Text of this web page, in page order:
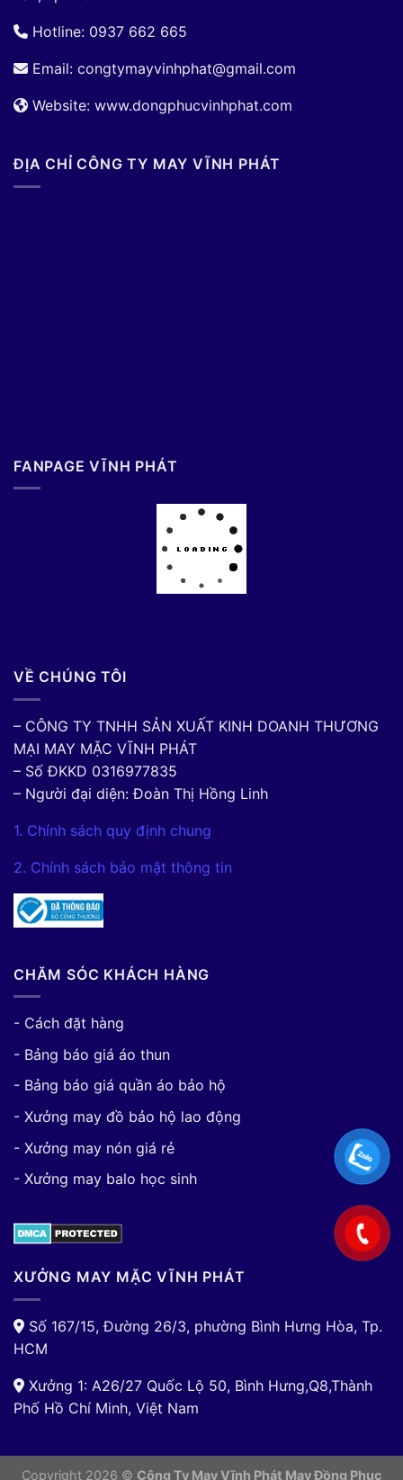
Hotline: 0937 662 665
Email: congtymayvinhphat@gmail.com
Website: www.dongphucvinhphat.com
ĐỊA CHỈ CÔNG TY MAY VĨNH PHÁT
FANPAGE VĨNH PHÁT
VỀ CHÚNG TÔI
– CÔNG TY TNHH SẢN XUẤT KINH DOANH THƯƠNG
MẠI MAY MẶC VĨNH PHÁT
– Số ĐKKD 0316977835
– Người đại diện: Đoàn Thị Hồng Linh
1. Chính sách quy định chung
2. Chính sách bảo mật thông tin
CHĂM SÓC KHÁCH HÀNG
- Cách đặt hàng
- Bảng báo giá áo thun
- Bảng báo giá quần áo bảo hộ
- Xưởng may đồ bảo hộ lao động
- Xưởng may nón giá rẻ
- Xưởng may balo học sinh
XƯỞNG MAY MẶC VĨNH PHÁT
Số 167/15, Đường 26/3, phường Bình Hưng Hòa, Tp.
HCM
Xưởng 1: A26/27 Quốc Lộ 50, Bình Hưng,Q8,Thành
Phố Hồ Chí Minh, Việt Nam
Copyright 2026 © Công Ty May Vĩnh Phát May Đồng Phục